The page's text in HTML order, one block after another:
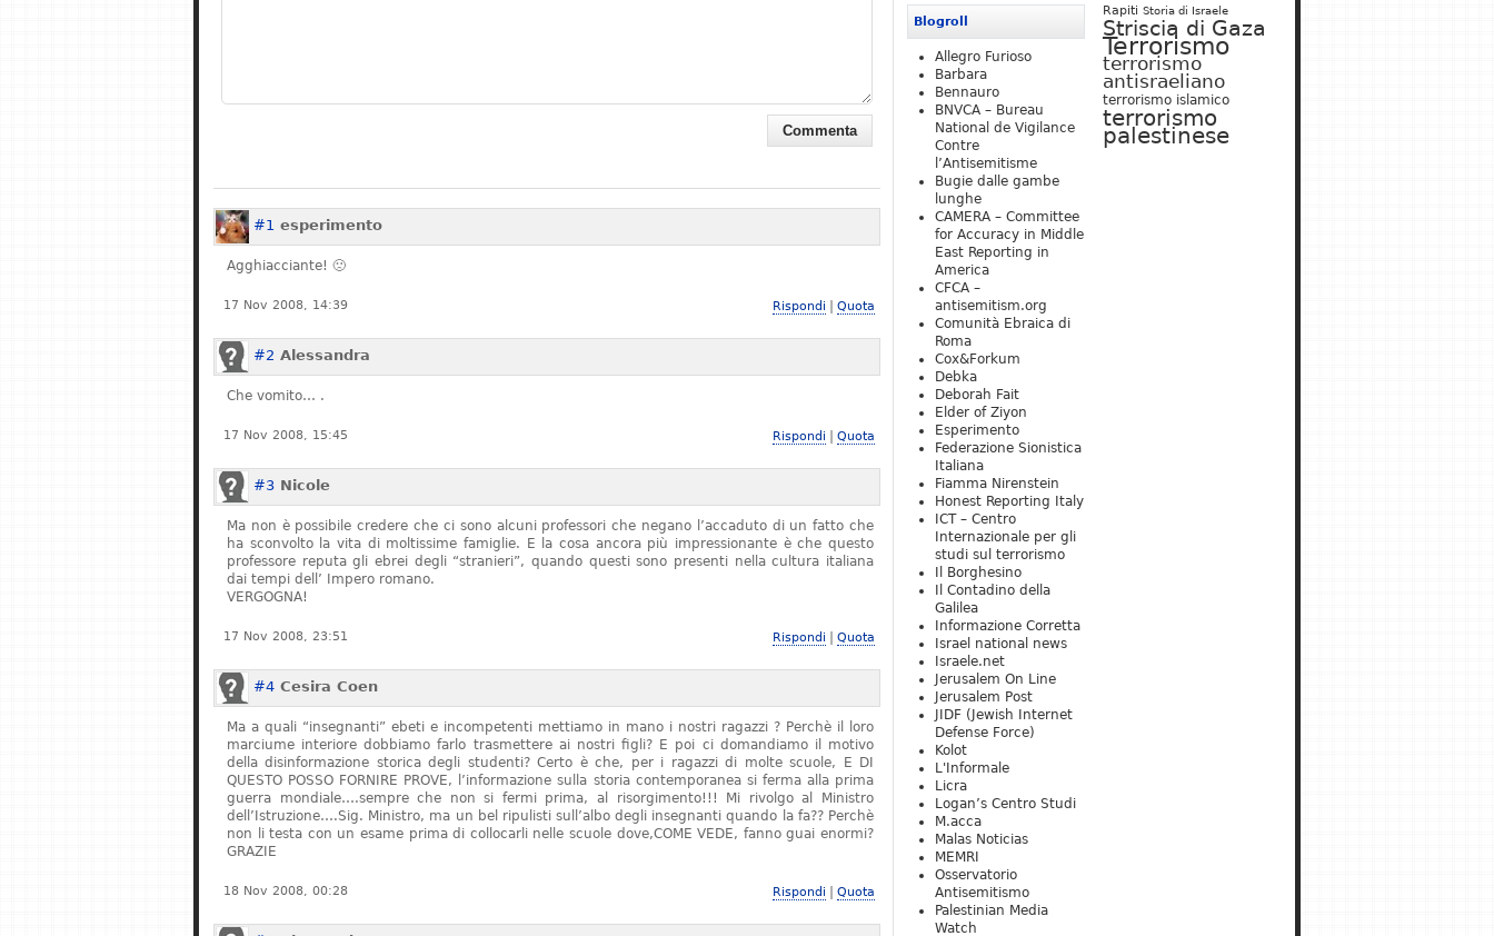
#1 esperimento
Agghiacciante! 🙁
17 Nov 2008, 14:39 Rispondi Quota
#2 Alessandra
Che vomito… .
17 Nov 2008, 15:45 Rispondi Quota
#3 Nicole
Ma non è possibile credere che ci sono alcuni professori che negano l’accaduto di un fatto che
ha sconvolto la vita di moltissime famiglie. E la cosa ancora più impressionante è che questo
professore reputa gli ebrei degli “stranieri”, quando questi sono presenti nella cultura italiana
dai tempi dell’ Impero romano.
VERGOGNA!
17 Nov 2008, 23:51 Rispondi Quota
#4 Cesira Coen
Ma a quali “insegnanti” ebeti e incompetenti mettiamo in mano i nostri ragazzi ? Perchè il loro
marciume interiore dobbiamo farlo trasmettere ai nostri figli? E poi ci domandiamo il motivo
della disinformazione storica degli studenti? Certo è che, per i ragazzi di molte scuole, E DI
QUESTO POSSO FORNIRE PROVE, l’informazione sulla storia contemporanea si ferma alla prima
guerra mondiale….sempre che non si fermi prima, al risorgimento!!! Mi rivolgo al Ministro
dell’Istruzione….Sig. Ministro, ma un bel ripulisti sull’albo degli insegnanti quando la fa?? Perchè
non li testa con un esame prima di collocarli nelle scuole dove,COME VEDE, fanno guai enormi?
GRAZIE
18 Nov 2008, 00:28 Rispondi Quota
Rapiti Storia di Israele
Striscia di Gaza
Terrorismo
terrorismo
antisraeliano
terrorismo islamico
terrorismo
palestinese
Blogroll
Allegro Furioso
Barbara
Bennauro
BNVCA – Bureau
National de Vigilance
Contre
l’Antisemitisme
Bugie dalle gambe
lunghe
CAMERA – Committee
for Accuracy in Middle
East Reporting in
America
CFCA –
antisemitism.org
Comunità Ebraica di
Roma
Cox&Forkum
Debka
Deborah Fait
Elder of Ziyon
Esperimento
Federazione Sionistica
Italiana
Fiamma Nirenstein
Honest Reporting Italy
ICT – Centro
Internazionale per gli
studi sul terrorismo
Il Borghesino
Il Contadino della
Galilea
Informazione Corretta
Israel national news
Israele.net
Jerusalem On Line
Jerusalem Post
JIDF (Jewish Internet
Defense Force)
Kolot
L'Informale
Licra
Logan’s Centro Studi
M.acca
Malas Noticias
MEMRI
Osservatorio
Antisemitismo
Palestinian Media
Watch